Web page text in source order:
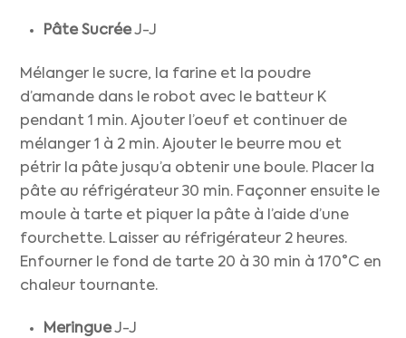
Pâte SucréeJ-J
Mélanger le sucre, la farine et la poudre
d’amande dans le robot avec le batteur K
pendant 1 min. Ajouter l’oeuf et continuer de
mélanger 1 à 2 min. Ajouter le beurre mou et
pétrir la pâte jusqu’a obtenir une boule. Placer la
pâte au réfrigérateur 30 min. Façonner ensuite le
moule à tarte et piquer la pâte à l’aide d’une
fourchette. Laisser au réfrigérateur 2 heures.
Enfourner le fond de tarte 20 à 30 min à 170°C en
chaleur tournante.
MeringueJ-J